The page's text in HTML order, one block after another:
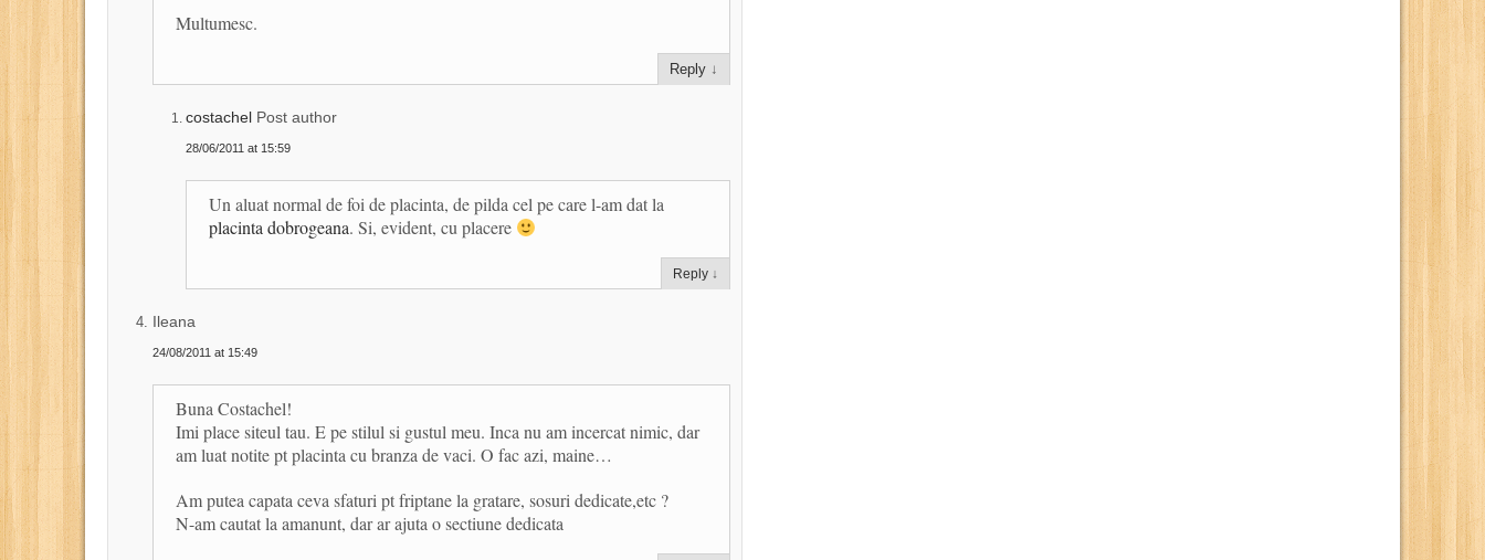
Multumesc.
Reply ↓
costachel Post author
28/06/2011 at 15:59
Un aluat normal de foi de placinta, de pilda cel pe care l-am dat la
placinta dobrogeana. Si, evident, cu placere
Reply ↓
Ileana
24/08/2011 at 15:49
Buna Costachel!
Imi place siteul tau. E pe stilul si gustul meu. Inca nu am incercat nimic, dar
am luat notite pt placinta cu branza de vaci. O fac azi, maine…
Am putea capata ceva sfaturi pt friptane la gratare, sosuri dedicate,etc ?
N-am cautat la amanunt, dar ar ajuta o sectiune dedicata